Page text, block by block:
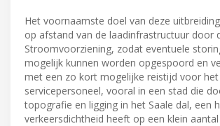
Het voornaamste doel van deze
op afstand van de laadinfrastructuur door
Stroomvoorziening, zodat eventuele
mogelijk kunnen worden opgespoord en
met een zo kort mogelijke reistijd voor het
servicepersoneel, vooral in een stad die
topografie en ligging in het Saale dal, een
verkeersdichtheid heeft op een klein